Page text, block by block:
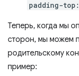
padding-
Теперь, когда мы
сторон, мы можем
родительскому
пример: